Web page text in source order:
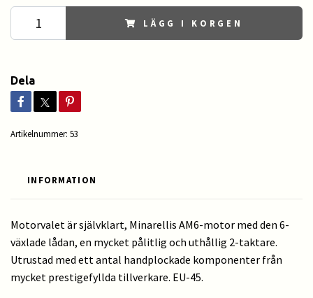
LÄGG I KORGEN
Dela
Artikelnummer: 53
INFORMATION
Motorvalet är självklart, Minarellis AM6-motor med den 6-
växlade lådan, en mycket pålitlig och uthållig 2-taktare.
Utrustad med ett antal handplockade komponenter från
mycket prestigefyllda tillverkare. EU-45.